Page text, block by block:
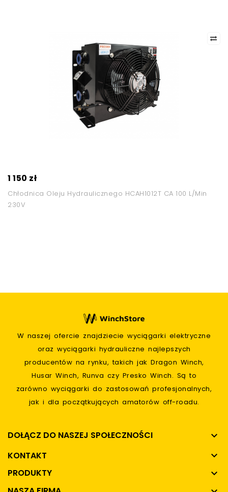
1 150 zł
Chłodnica Oleju Hydraulicznego HCAH1012T CA 100 L/min
230V
W naszej ofercie znajdziecie wyciągarki elektryczne
oraz wyciągarki hydrauliczne najlepszych
producentów na rynku, takich jak Dragon Winch,
Husar Winch, Runva czy Presko Winch. Są to
zarówno wyciągarki do zastosowań profesjonalnych,
jak i dla początkujących amatorów off-roadu.
DOŁĄCZ DO NASZEJ SPOŁECZNOŚCI 
KONTAKT 
PRODUKTY 